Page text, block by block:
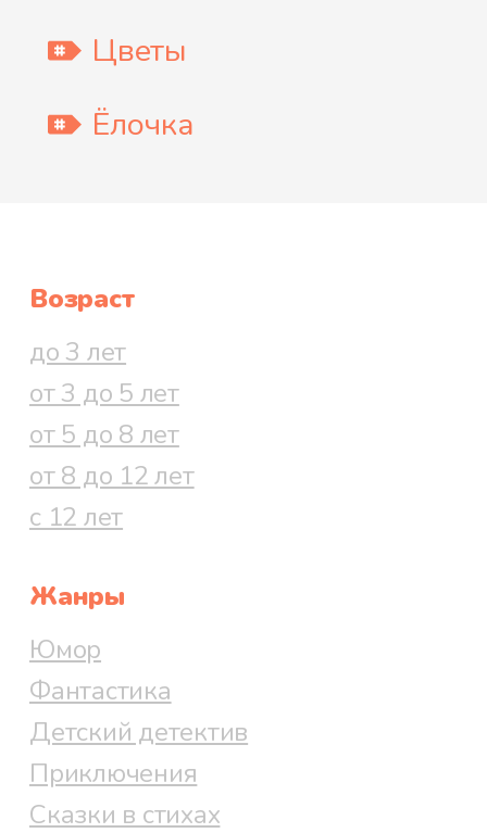
Цветы
Ёлочка
Возраст
до 3 лет
от 3 до 5 лет
от 5 до 8 лет
от 8 до 12 лет
с 12 лет
Жанры
Юмор
Фантастика
Детский детектив
Приключения
Сказки в стихах